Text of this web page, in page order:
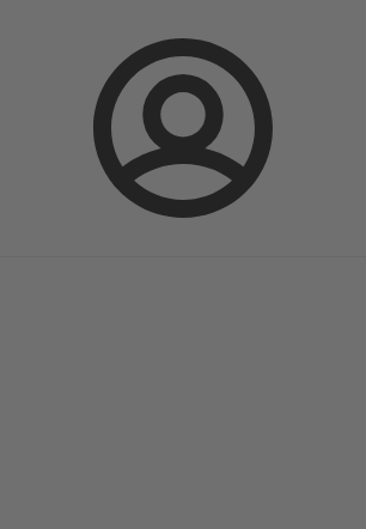
Kirjaudu
ISORIA 20/25